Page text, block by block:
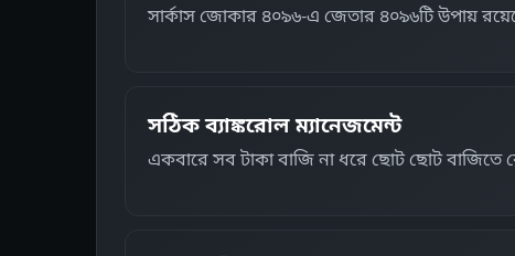
সার্কাস জোকার ৪০৯৬-এ জেতার ৪০৯৬টি উপায়
সঠিক ব্যাঙ্করোল ম্যানেজমেন্ট
একবারে সব টাকা বাজি না ধরে ছোট ছোট বাজিতে